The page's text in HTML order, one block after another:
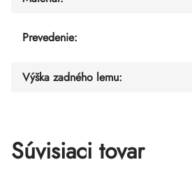
Prevedenie:
Výška zadného lemu:
Súvisiaci tovar